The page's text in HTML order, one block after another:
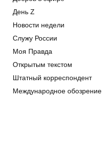
День Z
Новости недели
Служу России
Моя Правда
Открытым текстом
Штатный корреспондент
Международное обозрение